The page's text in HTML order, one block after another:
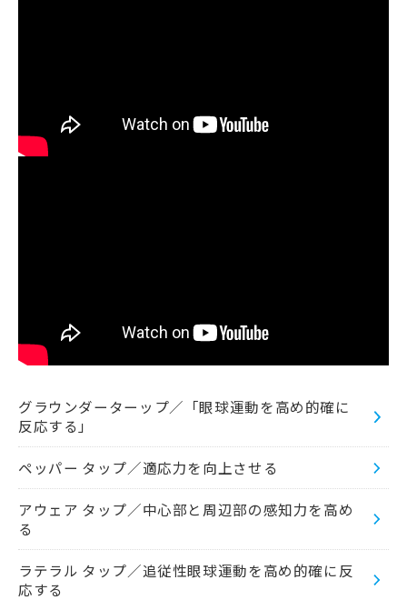
グラウンダーターップ／「眼球運動を高め的確に
反応する」
ペッパー タップ／適応力を向上させる
アウェア タップ／中心部と周辺部の感知力を高め
る
ラテラル タップ／追従性眼球運動を高め的確に反
応する